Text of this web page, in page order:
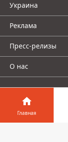
Украина
Реклама
Пресс-релизы
О нас
Главная